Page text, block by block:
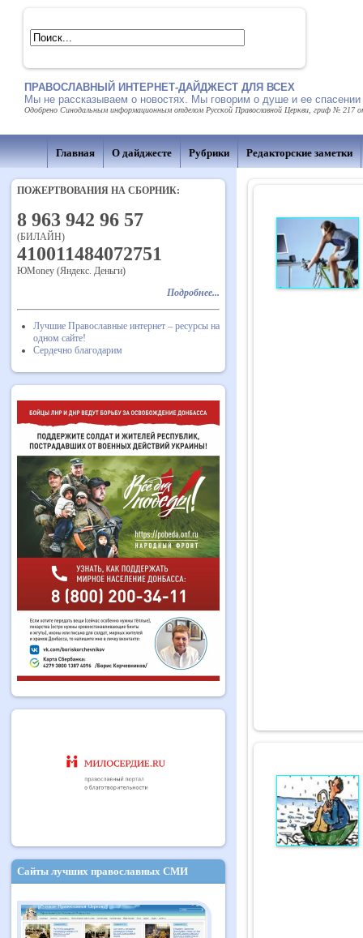
ПРАВОСЛАВНЫЙ ИНТЕРНЕТ-ДАЙДЖЕСТ ДЛЯ ВСЕХ
Мы не рассказываем о новостях. Мы говорим о душе и ее спасении
Одобрено Синодальным информационным отделом Русской Православной Церкви, гриф № 217
Главная О дайджесте Рубрики Редакторские заметки
ПОЖЕРТВОВАНИЯ НА СБОРНИК:
8 963 942 96 57
(БИЛАЙН)
410011484072751
ЮMoney (Яндекс. Деньги)
Подробнее...
Лучшие Православные интернет – ресурсы на
одном сайте!
Сердечно благодарим
Сайты лучших православных СМИ